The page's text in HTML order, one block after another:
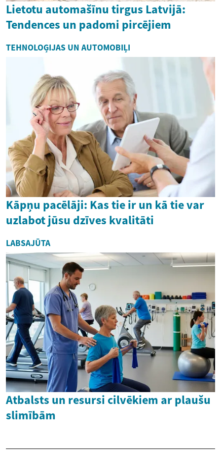
Lietotu automašīnu tirgus Latvijā:
Tendences un padomi pircējiem
TEHNOLOĢIJAS UN AUTOMOBIĻI
Kāpņu pacēlāji: Kas tie ir un kā tie var
uzlabot jūsu dzīves kvalitāti
LABSAJŪTA
Atbalsts un resursi cilvēkiem ar plaušu
slimībām